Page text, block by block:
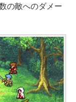
の敵へのダメー